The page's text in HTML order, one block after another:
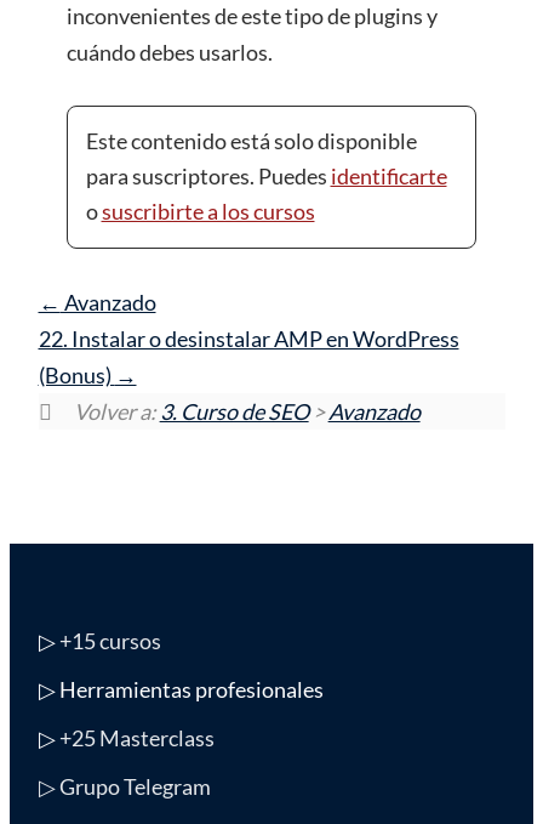
inconvenientes de este tipo de plugins y
cuándo debes usarlos.
Este contenido está solo disponible
para suscriptores. Puedes identificarte
osuscribirte a los cursos
Avanzado
22. Instalar o desinstalar AMP en WordPress
(Bonus)
Volver a:3. Curso de SEO>Avanzado
▷+15 cursos
▷ Herramientas profesionales
▷+25 Masterclass
▷ Grupo Telegram